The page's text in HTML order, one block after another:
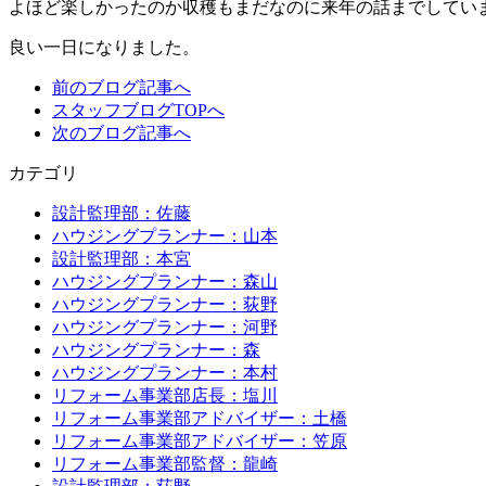
よほど楽しかったのか収穫もまだなのに来年の話までしてい
良い一日になりました。
前のブログ記事へ
スタッフブログTOPへ
次のブログ記事へ
カテゴリ
設計監理部：佐藤
ハウジングプランナー：山本
設計監理部：本宮
ハウジングプランナー：森山
ハウジングプランナー：荻野
ハウジングプランナー：河野
ハウジングプランナー：森
ハウジングプランナー：本村
リフォーム事業部店長：塩川
リフォーム事業部アドバイザー：土橋
リフォーム事業部アドバイザー：笠原
リフォーム事業部監督：龍崎